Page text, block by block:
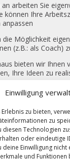
Einwilligung
zu bieten,
zu
diesen Technologien
oder eindeutige
Einwilligung
und
arbeiten Sie
können Ihre
anpassen
die Möglichkeit
(z.B.: als Coach)
bieten wir Ihnen
Ihre Ideen zu
erhalten Sie
Teams
Ihrem Lebenslauf,
Bitte